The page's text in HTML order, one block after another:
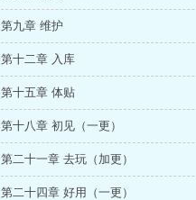
第九章 维护
第十二章 入库
第十五章 体贴
第十八章 初见（一更）
第二十一章 去玩（加更）
第二十四章 好用（一更）